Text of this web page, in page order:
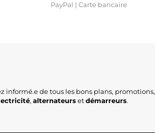
PayPal | Carte bancaire
informé.e de tous les bons plans, promotions,
, alternateursetdémarreurs.